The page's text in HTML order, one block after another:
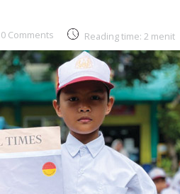
0 Comments Reading time: 2 menit